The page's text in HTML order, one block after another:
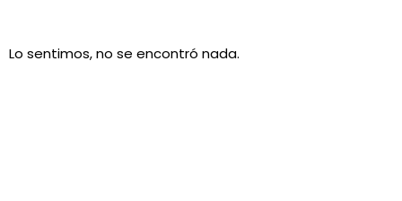
Lo sentimos, no se encontró nada.